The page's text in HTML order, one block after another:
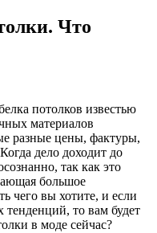
Что
потолков известью
материалов
разные цены, фактуры,
Когда дело доходит до
так как это
большое
чего вы хотите, и если
то вам будет
в моде сейчас?